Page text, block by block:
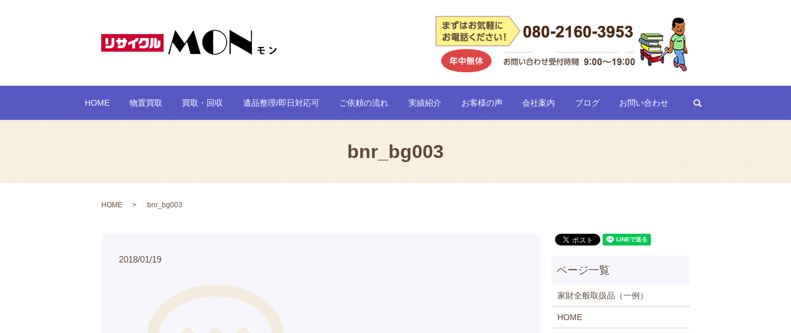
HOME 物置買取 買取・回収 遺品整理/即日対応可 ご依頼の流れ 実績紹介 お客様の声 会社案内 ブログ お問い合わせ
bnr_bg003
HOME bnr_bg003
2018/01/19
家財全般取扱品（一例）
HOME